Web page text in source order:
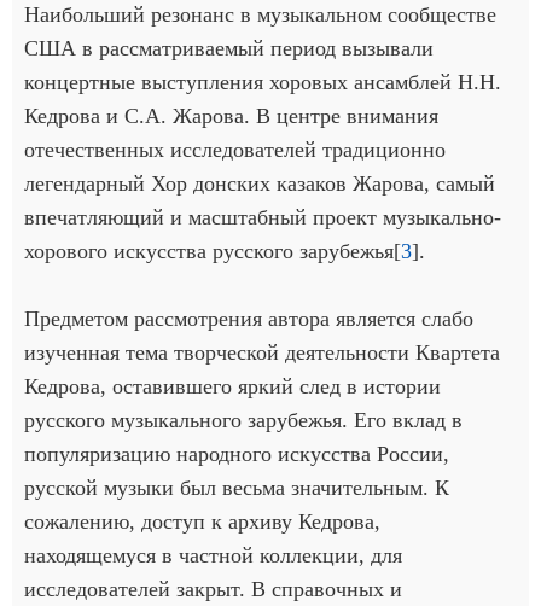
Наибольший резонанс в музыкальном сообществе
США в рассматриваемый период вызывали
концертные выступления хоровых ансамблей Н.Н.
Кедрова и С.А. Жарова. В центре внимания
отечественных исследователей традиционно
легендарный Хор донских казаков Жарова, самый
впечатляющий и масштабный проект музыкально-
хорового искусства русского зарубежья[3].
Предметом рассмотрения автора является слабо
изученная тема творческой деятельности Квартета
Кедрова, оставившего яркий след в истории
русского музыкального зарубежья. Его вклад в
популяризацию народного искусства России,
русской музыки был весьма значительным. К
сожалению, доступ к архиву Кедрова,
находящемуся в частной коллекции, для
исследователей закрыт. В справочных и